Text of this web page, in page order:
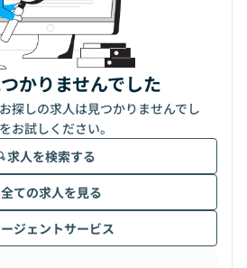
かりませんでした
探しの求人は見つかりませんでし
お試しください。
求人を検索する
全ての求人を見る
ジェントサービス